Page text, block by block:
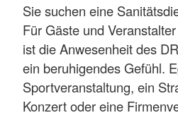
Sie suchen eine
Für Gäste und
ist die Anwesenheit des
ein beruhigendes Gefühl.
Sportveranstaltung, ein
Konzert oder eine